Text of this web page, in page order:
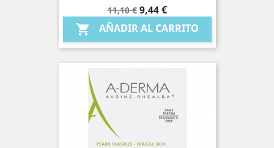
Precio
base
11,10 € Precio
9,44 €
 AÑADIR AL CARRITO